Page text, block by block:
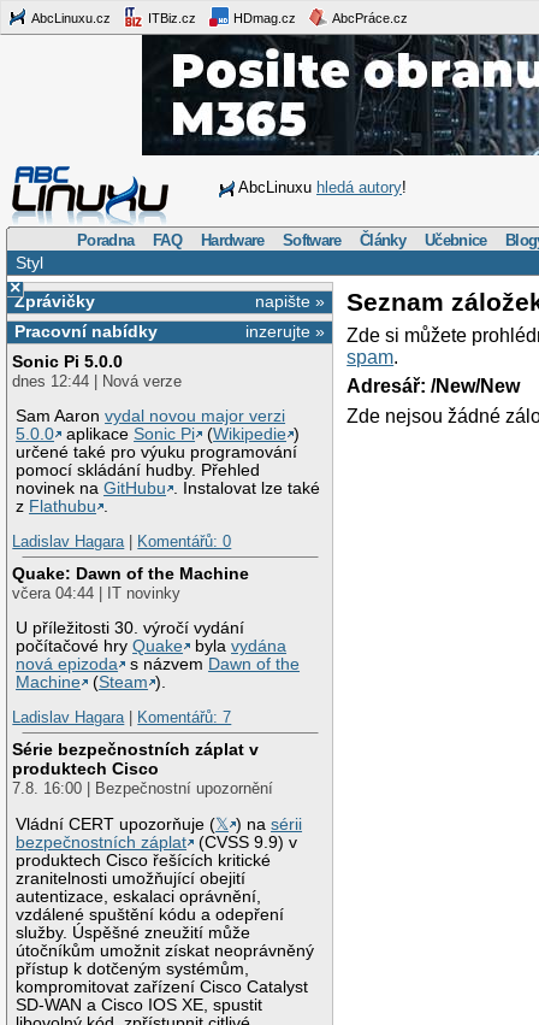
AbcLinuxu.cz ITBiz.cz HDmag.cz AbcPráce.cz
AbcLinuxu hledá autory!
Poradna FAQ Hardware Software Články Učebnice
Styl
×
napište »
Zprávičky
inzerujte »
Pracovní nabídky
Sonic Pi 5.0.0
dnes 12:44 | Nová verze
Sam Aaronvydal novou major verzi
5.0.0
aplikaceSonic Pi (Wikipedie )
určené také pro výuku programování
pomocí skládání hudby. Přehled
novinek naGitHubu
. Instalovat lze také
z Flathubu
Ladislav Hagara| Komentářů: 0
Quake: Dawn of the Machine
včera 04:44 | IT novinky
U příležitosti 30. výročí vydání
počítačové hryQuake bylavydána
nová epizoda
s názvem Dawn of the
Machine
(Steam ).
Ladislav Hagara| Komentářů: 7
Série bezpečnostních záplat v
produktech Cisco
7.8. 16:00 | Bezpečnostní upozornění
Vládní CERT upozorňuje (𝕏 ) nasérii
bezpečnostních záplat
(CVSS 9.9) v
produktech Cisco řešících kritické
zranitelnosti umožňující obejití
autentizace, eskalaci oprávnění,
vzdálené spuštění kódu a odepření
služby. Úspěšné zneužití může
útočníkům umožnit získat neoprávněný
přístup k dotčeným systémům,
kompromitovat zařízení Cisco Catalyst
SD-WAN a Cisco IOS XE, spustit
Seznam
Zde si můžete
spam.
Adresář: /New/New
Zde nejsou žádné